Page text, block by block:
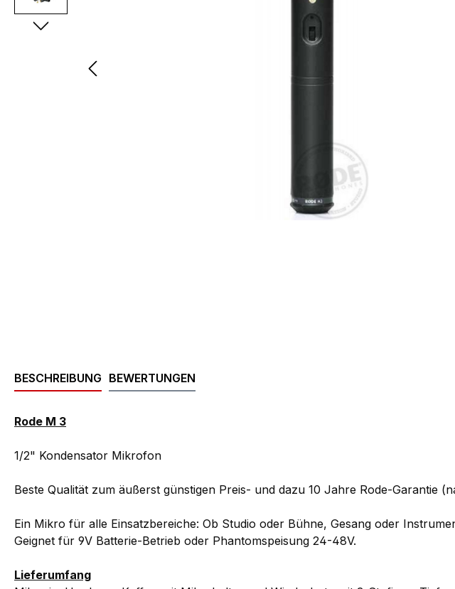
BESCHREIBUNG BEWERTUNGEN
Rode M 3
1/2" Kondensator Mikrofon
Beste Qualität zum äußerst günstigen Preis- und dazu 10 Jahre Rode-Garantie
Ein Mikro für alle Einsatzbereiche: Ob Studio oder Bühne, Gesang oder
Geignet für 9V Batterie-Betrieb oder Phantomspeisung 24-48V.
Lieferumfang